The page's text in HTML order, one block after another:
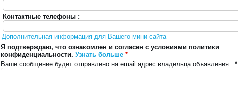
Контактные телефоны :
Дополнительная информация для Вашего мини-сайта
Я подтверждаю, что ознакомлен и согласен с условиями политики
конфиденциальности.Узнать больше *
Ваше сообщение будет отправлено на email адрес владельца объявления.:*